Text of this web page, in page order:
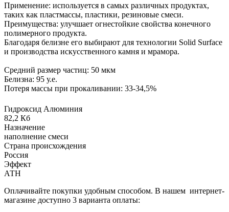
Применение: используется в самых различных продуктах,
таких как пластмассы, пластики, резиновые смеси.
Преимущества: улучшает огнестойкие свойства конечного
полимерного продукта.
Благодаря белизне его выбирают для технологии Solid Surface
и производства искусственного камня и мрамора.
Средний размер частиц: 50 мкм
Белизна: 95 у.е.
Потеря массы при прокаливании: 33-34,5%
Гидроксид Алюминия
82,2 Кб
Назначение
наполнение смеси
Страна происхождения
Россия
Эффект
АТН
Оплачивайте покупки удобным способом. В нашем интернет-
магазине доступно 3 варианта оплаты: